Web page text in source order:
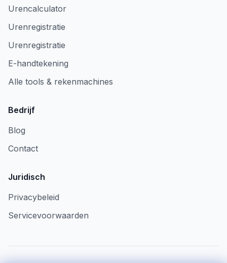
Urencalculator
Urenregistratie
Urenregistratie
E-handtekening
Alle tools & rekenmachines
Bedrijf
Blog
Contact
Juridisch
Privacybeleid
Servicevoorwaarden